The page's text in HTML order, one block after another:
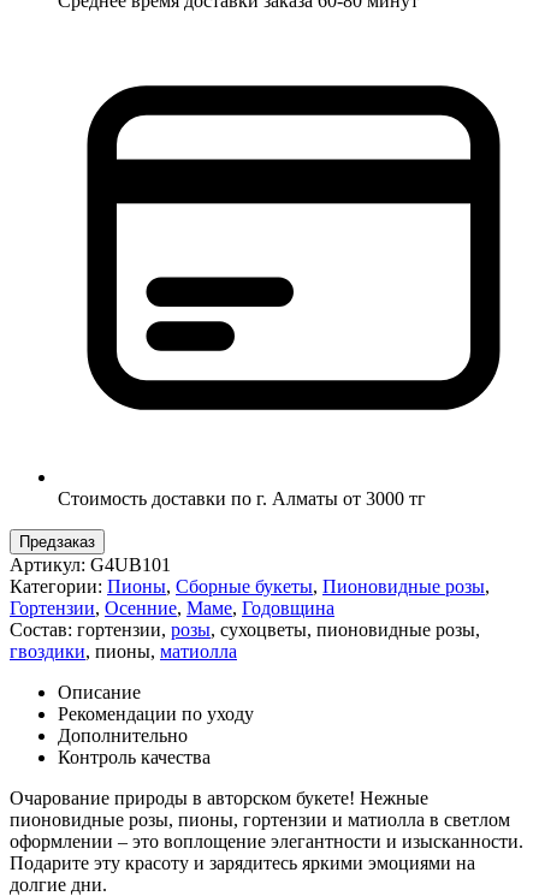
Стоимость доставки по г. Алматы от 3000 тг
Предзаказ
Артикул: G4UB101
Категории: Пионы, Сборные букеты, Пионовидные розы,
Гортензии, Осенние, Маме, Годовщина
Состав: гортензии, розы, сухоцветы, пионовидные розы,
гвоздики, пионы, матиолла
Описание
Рекомендации по уходу
Дополнительно
Контроль качества
Очарование природы в авторском букете! Нежные
пионовидные розы, пионы, гортензии и матиолла в светлом
оформлении – это воплощение элегантности и изысканности.
Подарите эту красоту и зарядитесь яркими эмоциями на
долгие дни.